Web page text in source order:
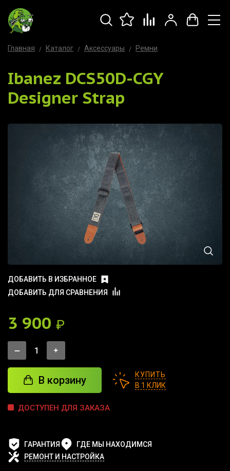
Главная Каталог Аксессуары Ремни
Ibanez DCS50D-CGY
Designer Strap
ДОБАВИТЬ В ИЗБРАННОЕ
ДОБАВИТЬ ДЛЯ СРАВНЕНИЯ
3 900 ₽
В корзину
КУПИТЬ
В 1 КЛИК
ДОСТУПЕН ДЛЯ ЗАКАЗА
ГАРАНТИЯ
ГДЕ МЫ НАХОДИМСЯ
РЕМОНТ И НАСТРОЙКА